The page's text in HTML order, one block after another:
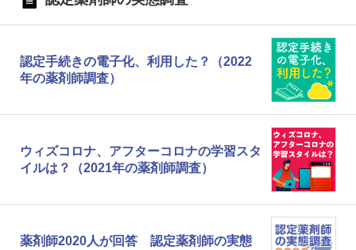
認定手続きの電子化、利用した？（2022
年の薬剤師調査）
ウィズコロナ、アフターコロナの学習スタ
イルは？（2021年の薬剤師調査）
薬剤師2020人が回答 認定薬剤師の実態